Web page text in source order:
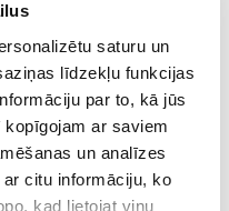
saturu un
līdzekļu funkcijas
par to, kā jūs
ar saviem
un analīzes
citu informāciju, ko
kad lietojat viņu